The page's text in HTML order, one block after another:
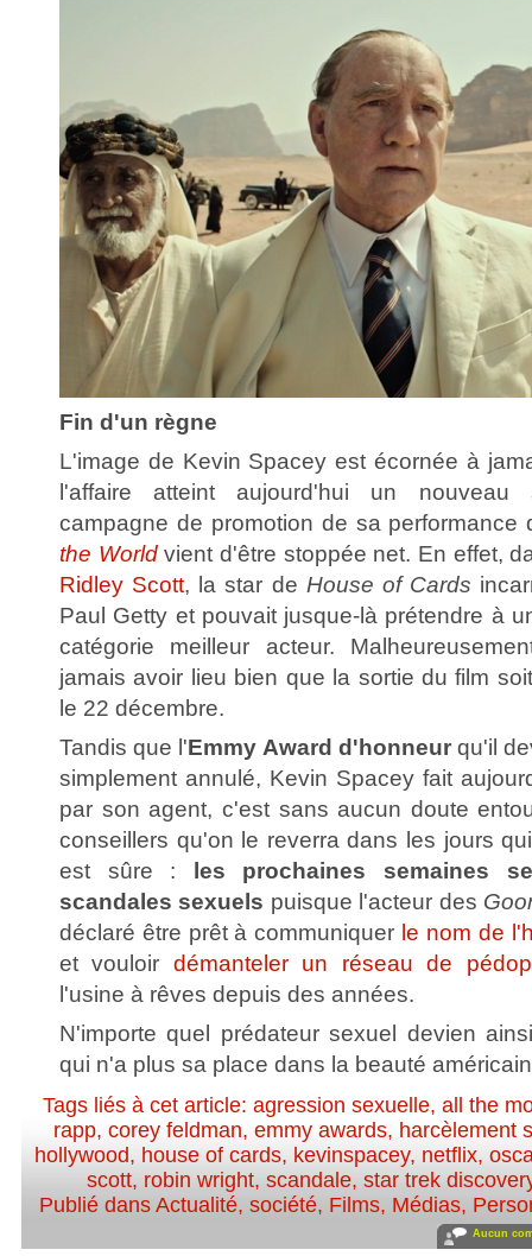
Fin d'un règne
L'image de Kevin Spacey est écornée à
l'affaire atteint aujourd'hui un nouveau
campagne de promotion de sa
the Worldvient d'être stoppée net. En effet,
Ridley Scott, la star de House of Cards
Paul Getty et pouvait jusque-là prétendre à
catégorie meilleur acteur.
jamais avoir lieu bien que la sortie du film
le 22 décembre.
Tandis que l'Emmy Award d'honneurqu'il
simplement annulé, Kevin Spacey fait
par son agent, c'est sans aucun doute
conseillers qu'on le reverra dans les jours
est sûre : les prochaines semaines
scandales sexuels puisque l'acteur des
déclaré être prêt à communiquer le nom de
et vouloir démanteler un réseau de
l'usine à rêves depuis des années.
N'importe quel prédateur sexuel devien
qui n'a plus sa place dans la beauté
Tags liés à cet article: agression sexuelle, all the
rapp, corey feldman, emmy awards, harcèlement
hollywood, house of cards, kevinspacey, netflix,
scott, robin wright,scandale,star trek
Publié dans Actualité, société, Films, Médias,
Aucun